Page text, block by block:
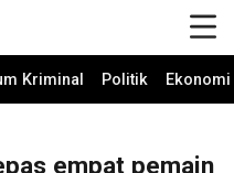
Kriminal Politik
empat pemain